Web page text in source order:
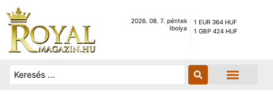
2026. 08. 7. péntek
Ibolya
1 EUR 364 HUF
1 GBP 424 HUF